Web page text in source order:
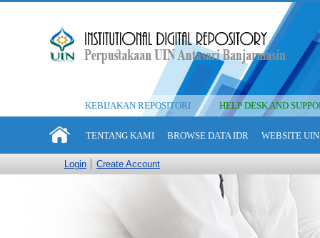
KEBIJAKAN REPOSITORI HELP DESK AND
TENTANG KAMI BROWSE DATA IDR WEBSITE
Login Create Account